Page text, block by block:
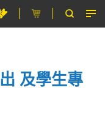
及學生專